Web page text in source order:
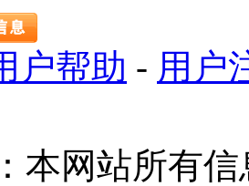
户帮助 - 用户
本网站所有